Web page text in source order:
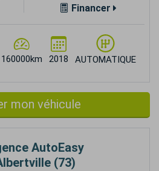
160000km 2018 AUTOMATIQUE
Financer
mon véhicule
AutoEasy
(73)